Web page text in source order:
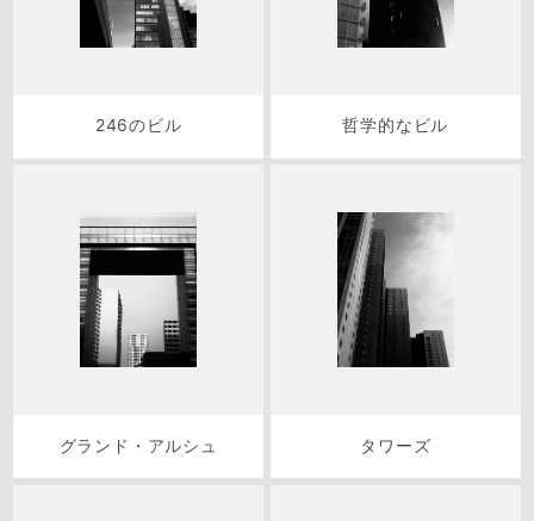
246のビル 哲学的なビル
グランド・アルシュ タワーズ